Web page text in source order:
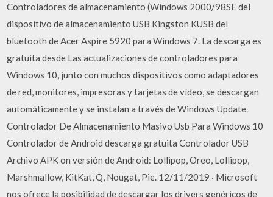
Controladores de almacenamiento (Windows 2000/98SE del
dispositivo de almacenamiento USB Kingston KUSB del
bluetooth de Acer Aspire 5920 para Windows 7. La descarga es
gratuita desde Las actualizaciones de controladores para
Windows 10, junto con muchos dispositivos como adaptadores
de red, monitores, impresoras y tarjetas de vídeo, se descargan
automáticamente y se instalan a través de Windows Update.
Controlador De Almacenamiento Masivo Usb Para Windows 10
Controlador de Android descarga gratuita Controlador USB
Archivo APK on versión de Android: Lollipop, Oreo, Lollipop,
Marshmallow, KitKat, Q, Nougat, Pie. 12/11/2019 · Microsoft
nos ofrece la posibilidad de descargar los drivers genéricos de